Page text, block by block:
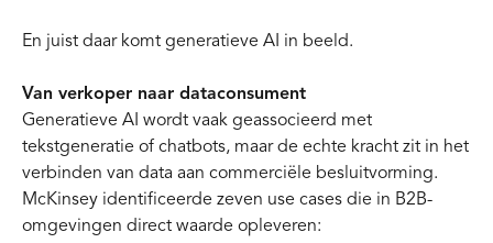
En juist daar komt generatieve AI in beeld.
Van verkoper naar dataconsument
Generatieve AI wordt vaak geassocieerd met
tekstgeneratie of chatbots, maar de echte kracht zit in het
verbinden van data aan commerciële besluitvorming.
McKinsey identificeerde zeven use cases die in B2B-
omgevingen direct waarde opleveren: